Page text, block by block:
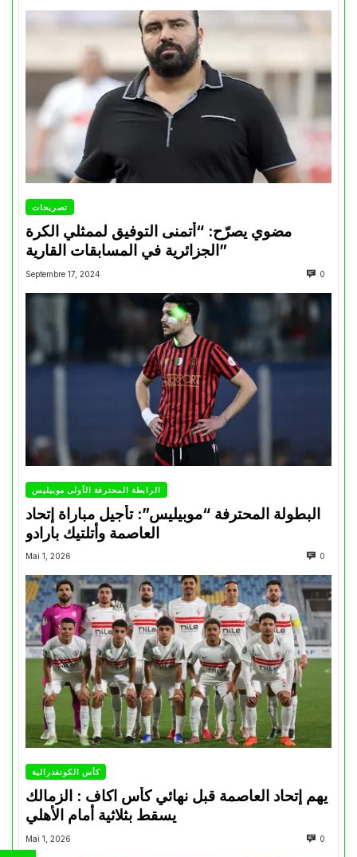
تصريحات
مضوي يصرّح: “أتمنى التوفيق لممثلي الكرة
الجزائرية في المسابقات القارية”
Septembre 17, 2024 0
الرابطة المحترفة الأولى موبيليس
البطولة المحترفة “موبيليس”: تأجيل مباراة إتحاد
العاصمة وأتلتيك بارادو
Mai 1, 2026 0
كأس الكونفدرالية
يهم إتحاد العاصمة قبل نهائي كأس اكاف : الزمالك
Mai 1, 2026 0